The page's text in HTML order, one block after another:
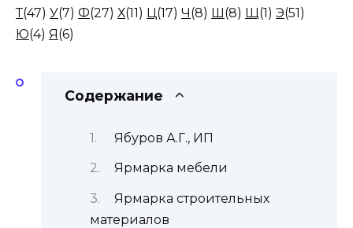
Т(47) У(7) Ф(27) Х(11) Ц(17) Ч(8) Ш(8) Щ(1) Э(51)
Ю(4) Я(6)
Содержание
Ябуров А.Г., ИП
Ярмарка мебели
Ярмарка строительных
материалов